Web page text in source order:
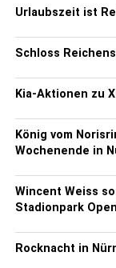
Urlaubszeit ist
Schloss
Kia-Aktionen zu
König vom
Wochenende in
Wincent Weiss
Stadionpark
Rocknacht in